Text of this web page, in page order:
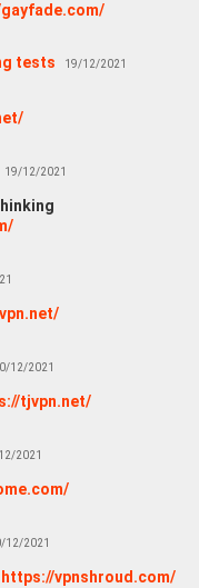
tests 19/12/2021
19/12/2021
12/2021
tjvpn.net/
2021
12/2021
https://vpnshroud.com/